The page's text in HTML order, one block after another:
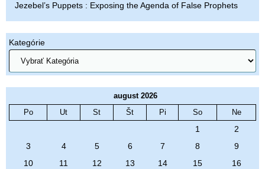
Jezebel’s Puppets : Exposing the Agenda of False Prophets
Kategórie
august 2026
Po
Ut St Št Pi So Ne
1
2
3
4 5 6 7 8
9
10
11 12 13 14 15
16